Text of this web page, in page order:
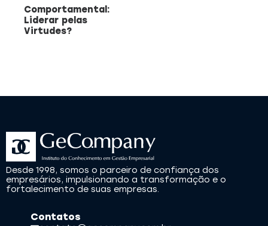
Comportamental:
Liderar pelas
Virtudes?
Desde 1998, somos o parceiro de confiança dos
empresários, impulsionando a transformação e o
fortalecimento de suas empresas.
Contatos